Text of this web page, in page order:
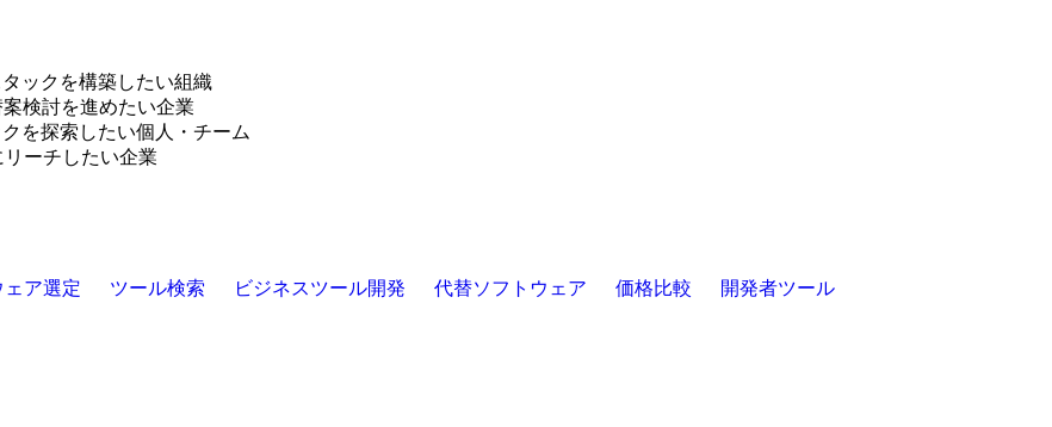
ックを構築したい組織
検討を進めたい企業
を探索したい個人・チーム
ーチしたい企業
ェア選定 ツール検索 ビジネスツール開発 代替ソフトウェア 価格比較
開発者ツール